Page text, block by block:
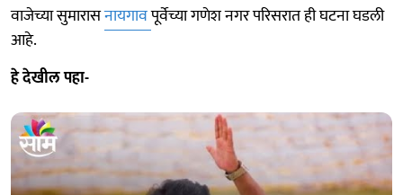
वाजेच्या सुमारासनायगावपूर्वेच्या गणेश नगर परिसरात ही घटना घडली
आहे.
हे देखील पहा-